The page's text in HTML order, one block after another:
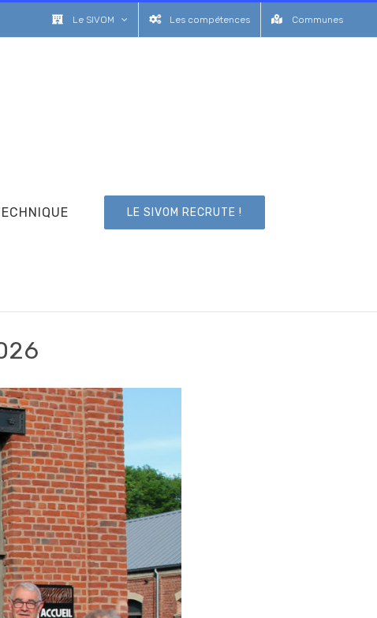
Le SIVOM Les compétences Communes
LE SIVOM RECRUTE !